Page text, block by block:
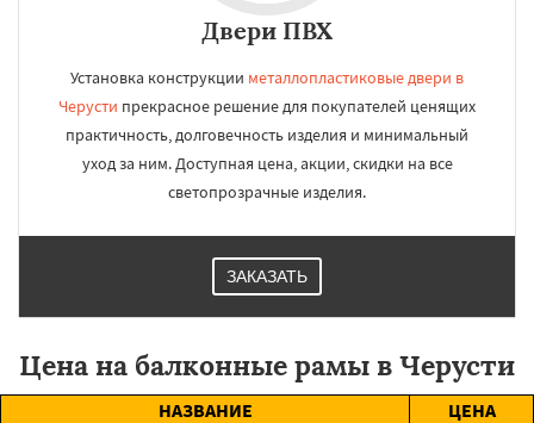
Двери ПВХ
Установка конструкции металлопластиковые двери в
Черусти прекрасное решение для покупателей ценящих
практичность, долговечность изделия и минимальный
уход за ним. Доступная цена, акции, скидки на все
светопрозрачные изделия.
ЗАКАЗАТЬ
Цена на балконные рамы в Черусти
НАЗВАНИЕ
ЦЕНА